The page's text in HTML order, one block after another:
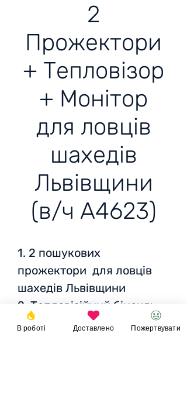
2
Прожектори
+ Тепловізор
+ Монітор
для ловців
шахедів
Львівщини
(в/ч А4623)
1. 2 пошукових
прожектори для ловців
шахедів Львівщини
2. Тепловізійний бінокль
Hikmicro Raptor RQ50LN
В роботі Доставлено Пожертвувати